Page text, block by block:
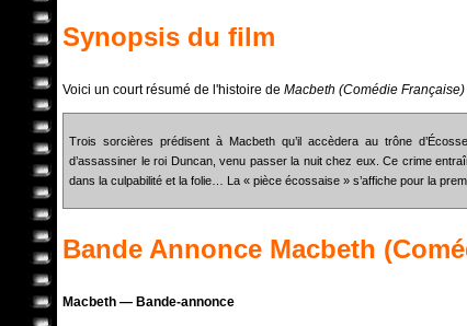
Synopsis du film
Voici un court résumé de l'histoire de Macbeth (Comédie Française)
Trois sorcières prédisent à Macbeth qu’il accèdera au trône
d’assassiner le roi Duncan, venu passer la nuit chez eux. Ce crime
dans la culpabilité et la folie… La « pièce écossaise » s’affiche pour la
Bande Annonce Macbeth
Macbeth — Bande-annonce